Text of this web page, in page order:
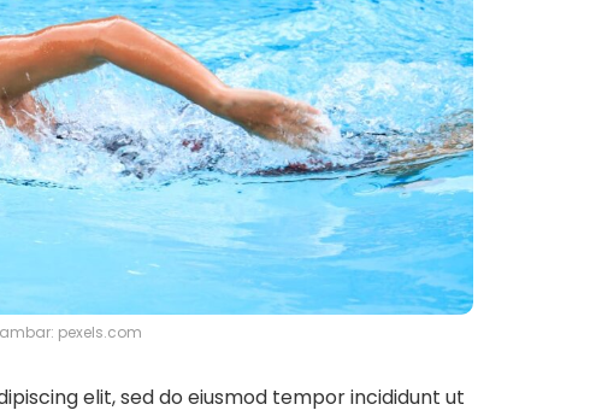
pexels.com
elit, sed do eiusmod tempor incididunt ut